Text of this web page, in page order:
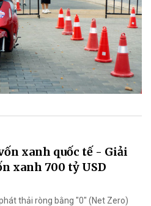
xanh quốc tế - Giải
xanh 700 tỷ USD
thải ròng bằng "0" (Net Zero)